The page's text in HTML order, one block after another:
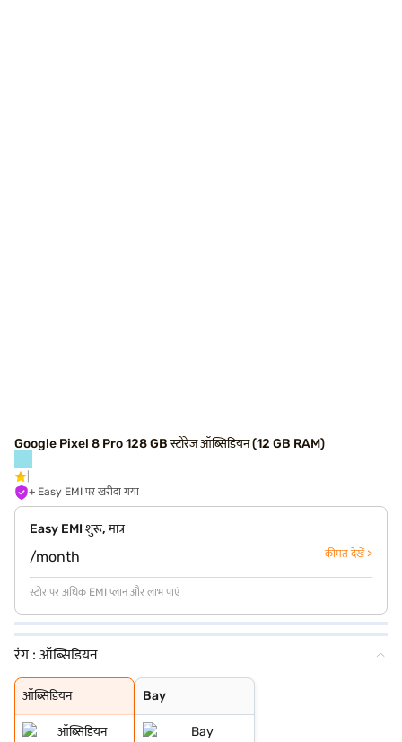
Google Pixel 8 Pro 128 GB स्टोरेज ऑब्सिडियन (12 GB RAM)
+ Easy EMI पर खरीदा गया
Easy EMI शुरू, मात्र
/month कीमत देखें >
स्टोर पर अधिक EMI प्लान और लाभ पाएं
रंग : ऑब्सिडियन
ऑब्सिडियन Bay